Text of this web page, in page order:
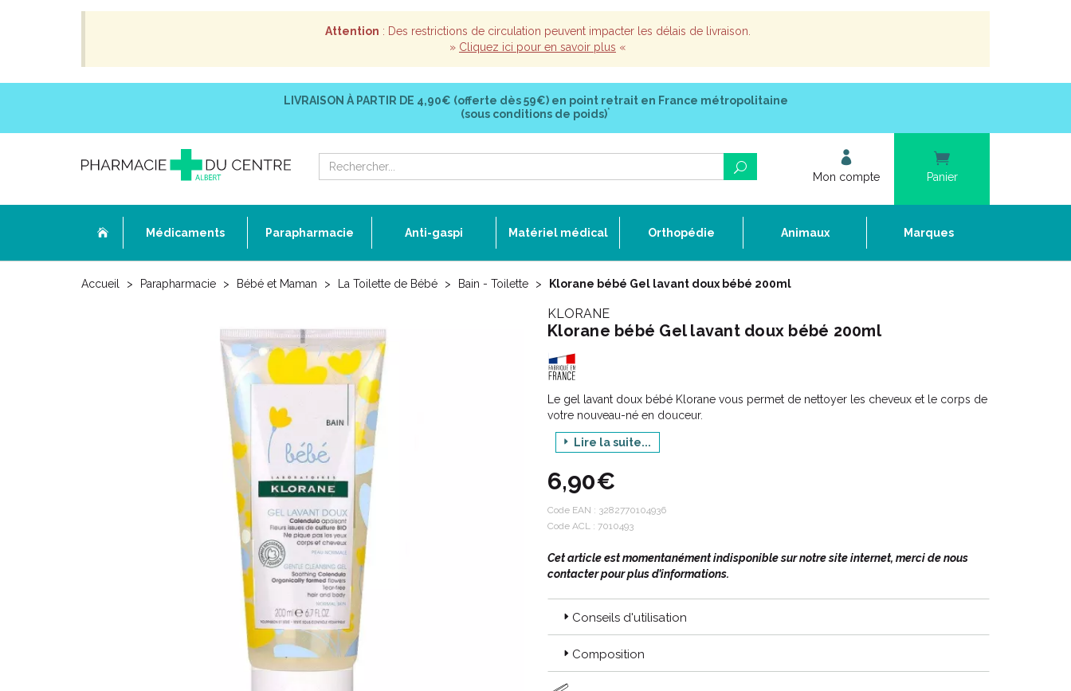
Attention : Des restrictions de circulation peuvent impacter les délais de livraison.
» Cliquez ici pour en savoir plus «
LIVRAISON À PARTIR DE 4,90€ (offerte dès 59€) en point retrait en France métropolitaine
(sous conditions de poids)*
Mon compte Panier
Médicaments Parapharmacie Anti-gaspi Matériel médical Orthopédie Animaux Marques
Accueil Parapharmacie Bébé et Maman La Toilette de Bébé Bain - Toilette Klorane bébé Gel lavant doux bébé 200ml
KLORANE
Klorane bébé Gel lavant doux bébé 200ml
Le gel lavant doux bébé Klorane vous permet de nettoyer les cheveux et le corps de
votre nouveau-né en douceur.
Il est recommandé pour les peaux normales et sa formule au calendula aux
propriétés apaisantes et nourrissantes est tout à fait adaptée à la sensibilité de la peau
des nouveau-nés et à la délicatesse de leurs cheveux.
Lire la suite...
6,90€
Code EAN : 3282770104936
Code ACL : 7010493
Cet article est momentanément indisponible sur notre site internet, merci de nous
contacter pour plus d’informations.
Conseils d'utilisation
Composition